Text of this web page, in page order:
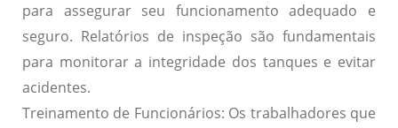
para assegurar seu funcionamento adequado e
seguro. Relatórios de inspeção são fundamentais
para monitorar a integridade dos tanques e evitar
acidentes.
Treinamento de Funcionários: Os trabalhadores que